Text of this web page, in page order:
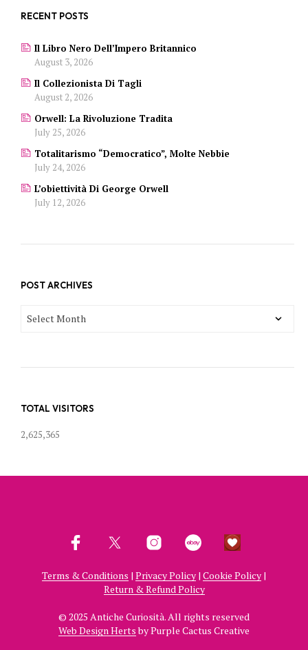
RECENT POSTS
Il Libro Nero Dell’Impero Britannico
August 3, 2026
Il Collezionista Di Tagli
August 2, 2026
Orwell: La Rivoluzione Tradita
July 25, 2026
Totalitarismo “democratico”, Molte Nebbie
July 24, 2026
L’obiettività Di George Orwell
July 12, 2026
POST ARCHIVES
POST
TOTAL VISITORS
2,625,365
Terms & Conditions | Privacy Policy | Cookie Policy |
Return & Refund Policy
© 2025 Antiche Curiosità. All rights reserved
Web Design Hertsby Purple Cactus Creative